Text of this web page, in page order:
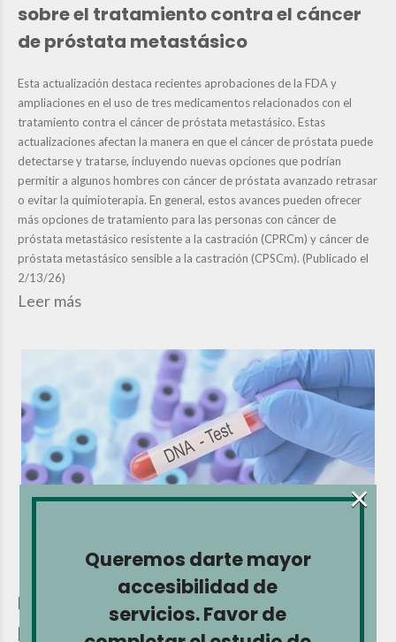
sobre el tratamiento contra el cáncer
de próstata metastásico
Esta actualización destaca recientes aprobaciones de la FDA y
ampliaciones en el uso de tres medicamentos relacionados con el
tratamiento contra el cáncer de próstata metastásico. Estas
actualizaciones afectan la manera en que el cáncer de próstata puede
detectarse y tratarse, incluyendo nuevas opciones que podrían
permitir a algunos hombres con cáncer de próstata avanzado retrasar
o evitar la quimioterapia. En general, estos avances pueden ofrecer
más opciones de tratamiento para las personas con cáncer de
próstata metastásico resistente a la castración (CPRCm) y cáncer de
próstata metastásico sensible a la castración (CPSCm). (Publicado el
2/13/26)
Leer más
La FDA recomienda realizar pruebas
para prevenir efectos secundarios
Queremos darte mayor
accesibilidad de
servicios. Favor de
×